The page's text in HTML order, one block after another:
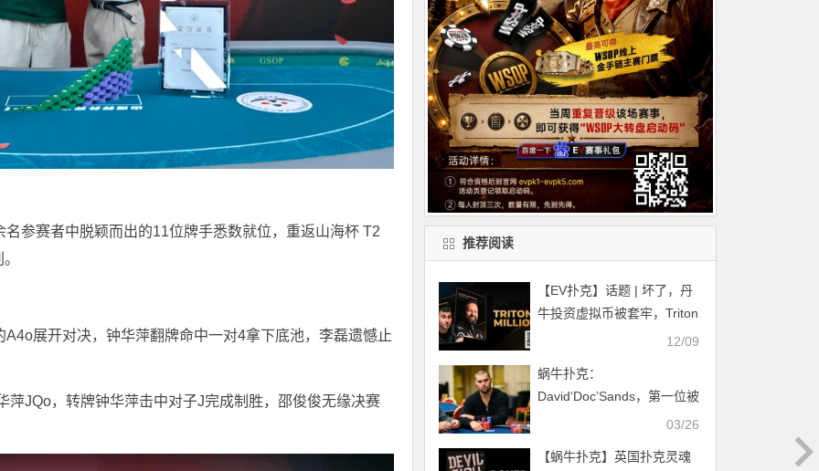
参赛者中脱颖而出的11位牌手悉数就位，重返山海杯 T2
展开对决，钟华萍翻牌命中一对4拿下底池，李磊遗憾止
萍JQo，转牌钟华萍击中对子J完成制胜，邵俊俊无缘决赛
推荐阅读
【EV扑克】话题 | 坏了，丹
牛投资虚拟币被套牢，Triton
12/09
蜗牛扑克：
David‘Doc’Sands，第一位被
检测出新冠为阳性的知名牌
03/26
【蜗牛扑克】英国扑克灵魂